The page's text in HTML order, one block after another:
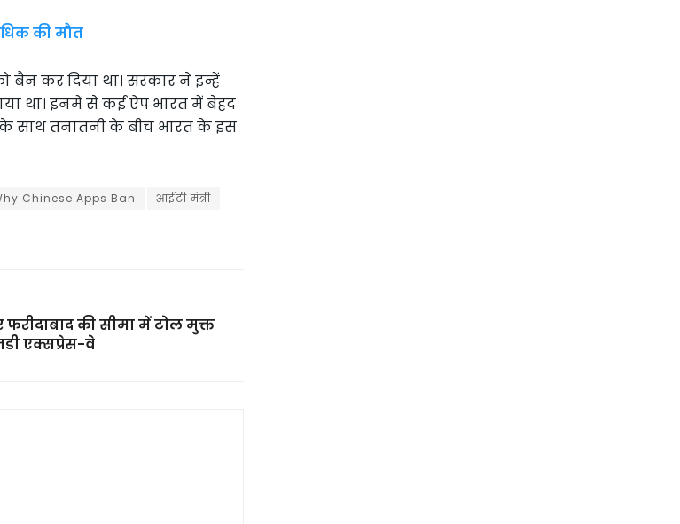
की मौत
बैन कर दिया था। सरकार ने इन्हें
था। इनमें से कई ऐप भारत में बेहद
के साथ तनातनी के बीच भारत के इस
Chinese Apps Ban
आईटी मंत्री
फरीदाबाद की सीमा में टोल मुक्त
एक्सप्रेस-वे